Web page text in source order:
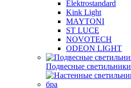
Elektrostandard
Kink Light
MAYTONI
ST LUCE
NOVOTECH
ODEON LIGHT
Подвесные светильники